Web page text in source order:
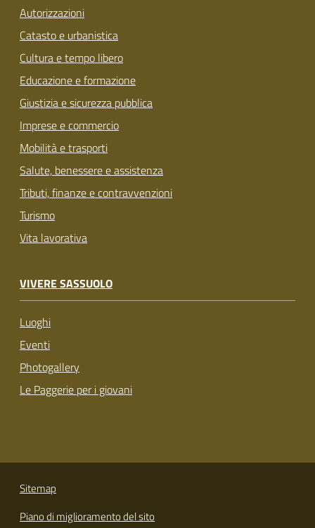
Autorizzazioni
Catasto e urbanistica
Cultura e tempo libero
Educazione e formazione
Giustizia e sicurezza pubblica
Imprese e commercio
Mobilità e trasporti
Salute, benessere e assistenza
Tributi, finanze e contravvenzioni
Turismo
Vita lavorativa
VIVERE SASSUOLO
Luoghi
Eventi
Photogallery
Le Paggerie per i giovani
Sitemap
Piano di miglioramento del sito